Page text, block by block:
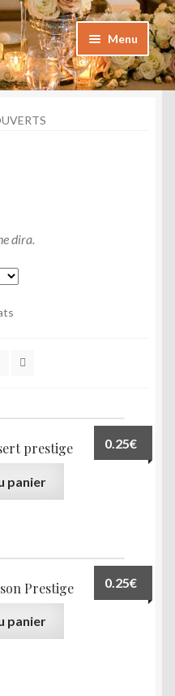
Menu
dira.
prestige 0.25€
panier
Prestige 0.25€
panier